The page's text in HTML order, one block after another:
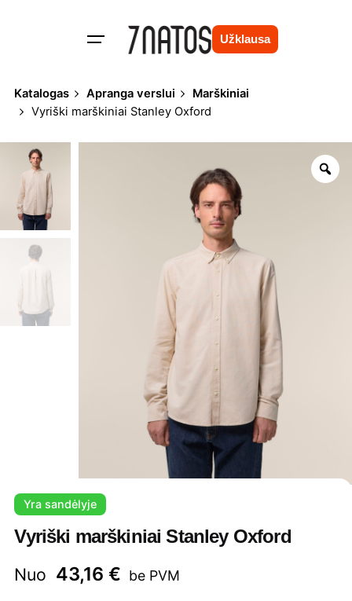
Užklausa
Katalogas Apranga verslui
Marškiniai
Vyriški marškiniai Stanley Oxford
Yra sandėlyje
Vyriški marškiniai Stanley Oxford
Nuo 43,16€ be PVM